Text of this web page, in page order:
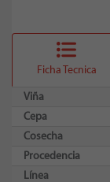
Ficha Tecnica
Viña
Cepa
Cosecha
Procedencia
Línea